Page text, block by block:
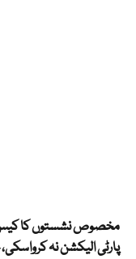
مخصوص نشستوں کا کیس،
پارٹی الیکشن نہ